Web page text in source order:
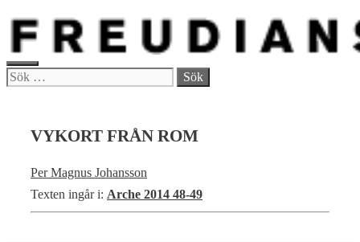
Hoppa
innehåll
MENY
Sök
VYKORT FRÅN ROM
Per Magnus Johansson
Texten ingår i: Arche 2014 48-49